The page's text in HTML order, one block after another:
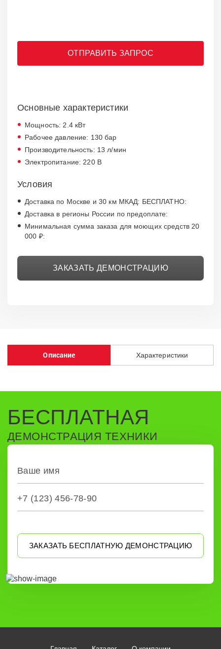
ОТПРАВИТЬ ЗАПРОС
Основные характеристики
Мощность: 2.4 кВт
Рабочее давление: 130 бар
Производительность: 13 л/мин
Электропитание: 220 В
ЗАКАЗАТЬ ДЕМОНСТРАЦИЮ
Условия
Доставка по Москве и 30 км МКАД: БЕСПЛАТНО:
Доставка в регионы России по предоплате:
Минимальная сумма заказа для моющих средств 20
000 ₽:
Описание Характеристики
БЕСПЛАТНАЯ
ДЕМОНСТРАЦИЯ ТЕХНИКИ
ЗАКАЗАТЬ БЕСПЛАТНУЮ ДЕМОНСТРАЦИЮ